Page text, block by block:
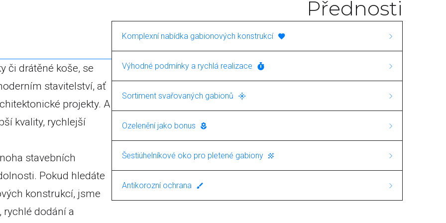
či drátěné koše, se
stavitelství, ať
projekty. A
kvality, rychlejší
stavebních
Pokud hledáte
konstrukcí, jsme
dodání a
Přednosti
Komplexní nabídka gabionových konstrukcí
Naše společnost se specializuje na výstavbu gabionových
konstrukcí. V rámci této služby nabízíme jak svařované, tak i
pletené gabiony. To zajišťuje širokou škálu aplikací, od
jednoduchých dekorativních prvků až po složitější konstrukce,
jako jsou vyztužené svahy a násypy.
Výhodné podmínky a rychlá realizace
Ponosíme se rychlými dodacími lhůtami a nabízíme výrobky za
skvělé ceny. Pro nás je důležitá nejen kvalita, ale i spokojenost
zákazníků s cenovou nabídkou a rychlostí služeb.
Sortiment svařovaných gabionů
Máte zájem o svařované gabiony? U nás najdete kompletní
nabídku těchto výrobků, vhodných pro různé aplikace. Díky
moderním technologiím můžeme garantovat vysokou pevnost
a životnost těchto konstrukcí.
Ozelenění jako bonus
Nabízíme nejen gabiony, ale i řešení pro vyztužené svahy a
násypy z armovaných zemin s následným ozeleněním. Tato
kombinace je ideální pro ekologické projekty, kde je důraz na
symbiózu mezi technikou a přírodou.
Šestiúhelníkové oko pro pletené gabiony
Při výrobě pletených gabionů používáme síť se
šestiúhelníkovými oky, což zajišťuje pevnost a estetický vzhled
Antikorozní ochrana